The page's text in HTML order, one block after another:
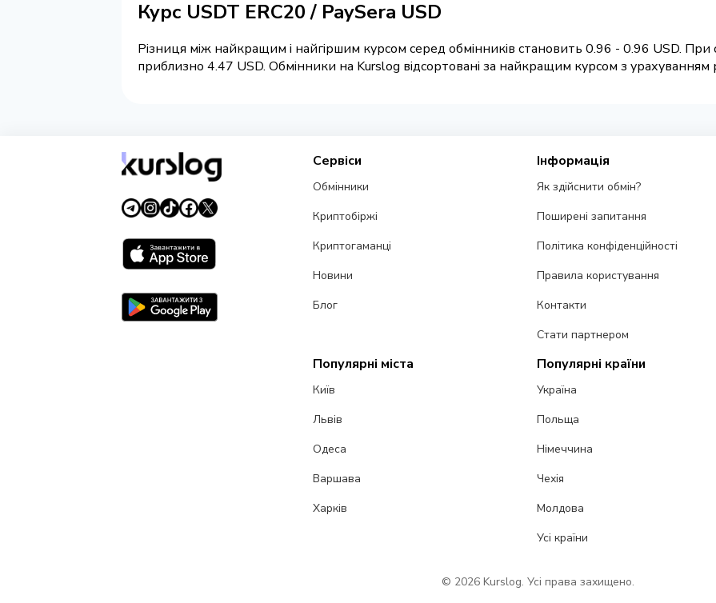
Курс USDT ERC20 / PaySera USD
Різниця між найкращим і найгіршим курсом серед обмінників становить 0.96 - 0.96 USD. При
приблизно 4.47 USD. Обмінники на Kurslog відсортовані за найкращим курсом з урахуванням
Сервіси
Обмінники
Криптобіржі
Криптогаманці
Новини
Блог
Інформація
Як здійснити обмін?
Поширені запитання
Політика конфіденційності
Правила користування
Контакти
Стати партнером
Популярні міста
Київ
Львів
Одеса
Варшава
Харків
Популярні країни
Україна
Польща
Німеччина
Чехія
Молдова
Усі країни
© 2026 Kurslog. Усі права захищено.